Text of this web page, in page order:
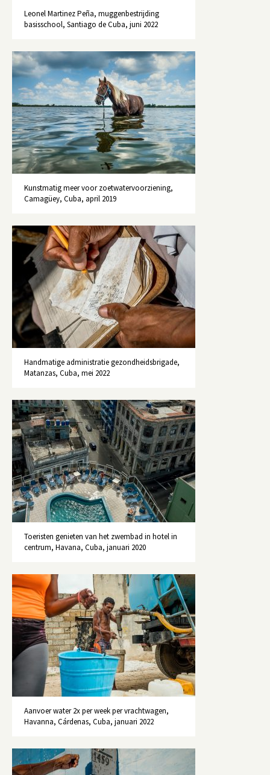
Leonel Martinez Peña, muggenbestrijding
basisschool, Santiago de Cuba, juni 2022
Kunstmatig meer voor zoetwatervoorziening,
Camagüey, Cuba, april 2019
Handmatige administratie gezondheidsbrigade,
Matanzas, Cuba, mei 2022
Toeristen genieten van het zwembad in hotel in
centrum, Havana, Cuba, januari 2020
Aanvoer water 2x per week per vrachtwagen,
Havanna, Cárdenas, Cuba, januari 2022